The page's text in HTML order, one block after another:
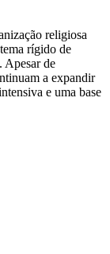
religiosa
rígido de
Apesar de
a expandir
e uma base